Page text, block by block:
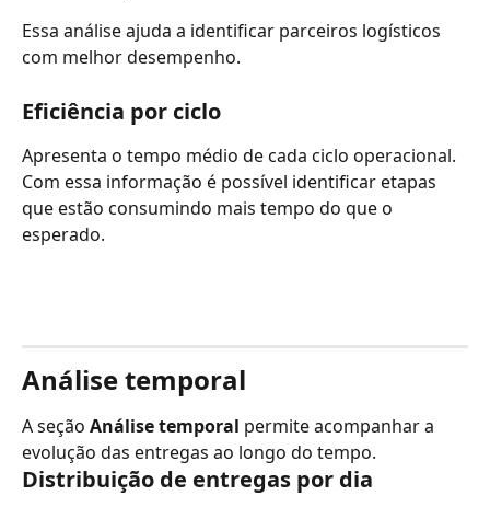
Essa análise ajuda a identificar parceiros logísticos
com melhor desempenho.
Eficiência por ciclo
Apresenta o tempo médio de cada ciclo operacional.
Com essa informação é possível identificar etapas
que estão consumindo mais tempo do que o
esperado.
Análise temporal
A seção Análise temporal permite acompanhar a
evolução das entregas ao longo do tempo.
Distribuição de entregas por dia